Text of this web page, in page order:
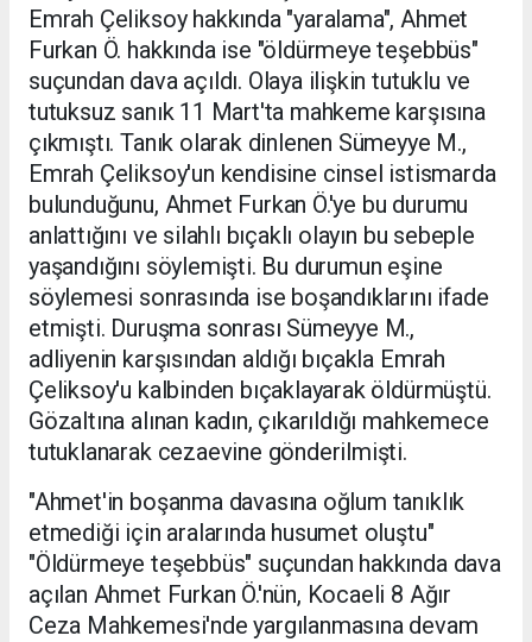
Emrah Çeliksoy hakkında "yaralama", Ahmet
Furkan Ö. hakkında ise "öldürmeye teşebbüs"
suçundan dava açıldı. Olaya ilişkin tutuklu ve
tutuksuz sanık 11 Mart'ta mahkeme karşısına
çıkmıştı. Tanık olarak dinlenen Sümeyye M.,
Emrah Çeliksoy'un kendisine cinsel istismarda
bulunduğunu, Ahmet Furkan Ö.'ye bu durumu
anlattığını ve silahlı bıçaklı olayın bu sebeple
yaşandığını söylemişti. Bu durumun eşine
söylemesi sonrasında ise boşandıklarını ifade
etmişti. Duruşma sonrası Sümeyye M.,
adliyenin karşısından aldığı bıçakla Emrah
Çeliksoy'u kalbinden bıçaklayarak öldürmüştü.
Gözaltına alınan kadın, çıkarıldığı mahkemece
tutuklanarak cezaevine gönderilmişti.
"Ahmet'in boşanma davasına oğlum tanıklık
etmediği için aralarında husumet oluştu"
"Öldürmeye teşebbüs" suçundan hakkında dava
açılan Ahmet Furkan Ö.'nün, Kocaeli 8 Ağır
Ceza Mahkemesi'nde yargılanmasına devam